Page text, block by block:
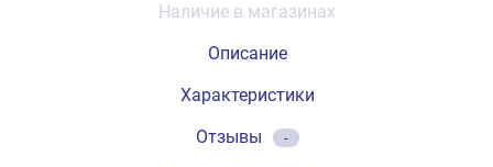
Наличие в магазинах
Описание
Характеристики
Отзывы
-